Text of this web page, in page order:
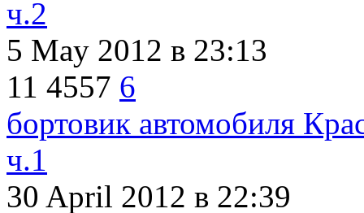
ч.2
5 May 2012 в 23:13
11 4557 6
бортовик автомобиля
ч.1
30 April 2012 в 22:39